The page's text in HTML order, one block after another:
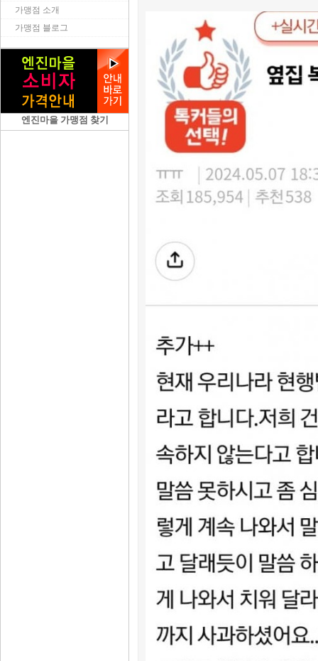
가맹점 소개
가맹점 블로그
엔진마을 가맹점 찾기